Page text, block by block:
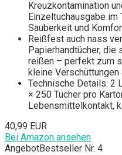
Kreuzkontamination
Einzeltuchausgabe
Sauberkeit und
Reißfest auch nass
Papierhandtücher,
reißen – perfekt zum
kleine Verschüttungen
Technische Details: 2
× 250 Tücher pro
Lebensmittelkontakt,
40,99 EUR
Bei Amazon ansehen
AngebotBestseller Nr. 4